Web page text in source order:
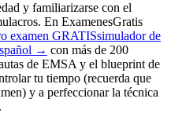
y familiarizarse con el
En ExamenesGratis
examen GRATISsimulador de
→ con más de 200
de EMSA y el blueprint de
tu tiempo (recuerda que
y a perfeccionar la técnica